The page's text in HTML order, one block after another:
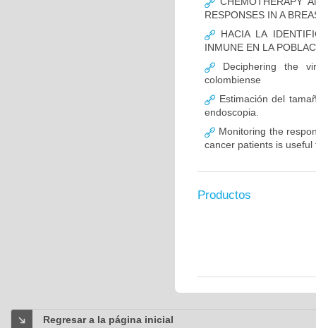
RESPONSES IN A
HACIA LA
INMUNE EN LA
Deciphering the
colombiense
Estimación del
endoscopia.
Monitoring the
cancer patients is
Productos
Regresar a la página inicial